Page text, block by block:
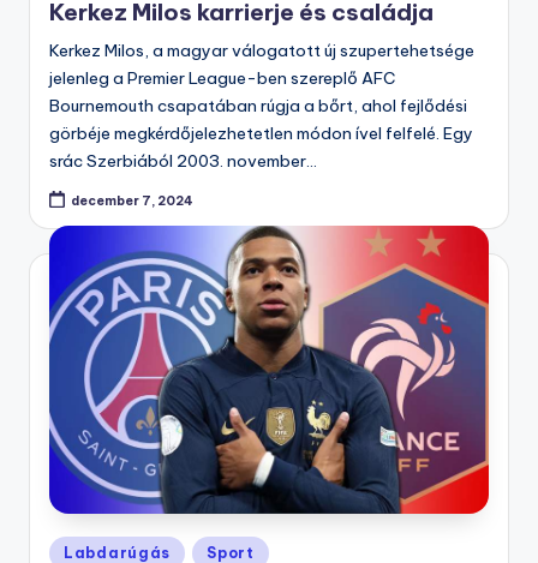
Kerkez Milos karrierje és családja
Kerkez Milos, a magyar válogatott új szupertehetsége
jelenleg a Premier League-ben szereplő AFC
Bournemouth csapatában rúgja a bőrt, ahol fejlődési
görbéje megkérdőjelezhetetlen módon ível felfelé. Egy
srác Szerbiából 2003. november…
december 7, 2024
Posted
Labdarúgás Sport